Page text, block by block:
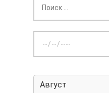
дату: